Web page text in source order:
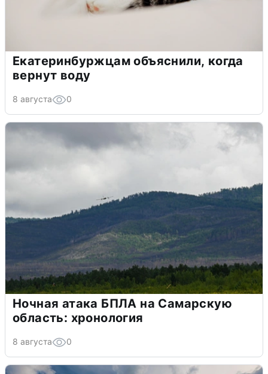
Екатеринбуржцам объяснили, когда
вернут воду
8 августа 0
Ночная атака БПЛА на Самарскую
область: хронология
8 августа 0